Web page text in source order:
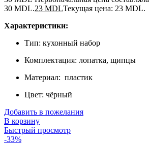
30 MDL.23 MDLТекущая цена: 23 MDL.
Характеристики:
Тип: кухонный набор
Комплектация: лопатка, щипцы
Материал: пластик
Цвет: чёрный
Добавить в пожелания
В корзину
Быстрый просмотр
-33%